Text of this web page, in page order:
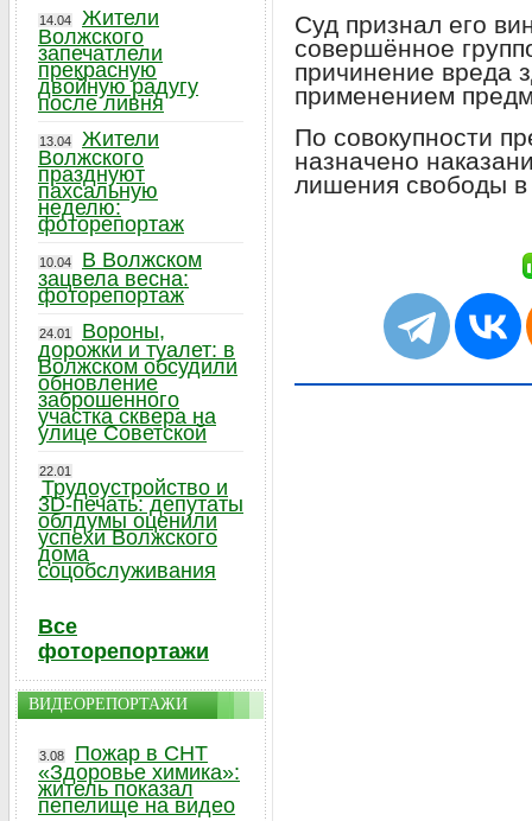
Суд признал его
совершённое
причинение вреда
применением
По совокупности
назначено
лишения свободы
14.04
Жители
Волжского
запечатлели
прекрасную
двойную радугу
после ливня
13.04
Жители
Волжского
празднуют
пахсальную
неделю:
фоторепортаж
10.04
В Волжском
зацвела весна:
фоторепортаж
24.01
Вороны,
дорожки и туалет: в
Волжском обсудили
обновление
заброшенного
участка сквера на
улице Советской
22.01
Трудоустройство и
3D-печать: депутаты
облдумы оценили
успехи Волжского
дома
соцобслуживания
Все
фоторепортажи
ВИДЕОРЕПОРТАЖИ
3.08
Пожар в СНТ
«Здоровье химика»:
житель показал
пепелище на видео